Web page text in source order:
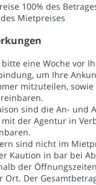
100% des
Mietpreises
bitte eine Woche vor
um Ihre
mitzuteilen,
sind die An- und
mit der Agentur in
sind nicht im
Kaution in bar bei
der
Ort. Der